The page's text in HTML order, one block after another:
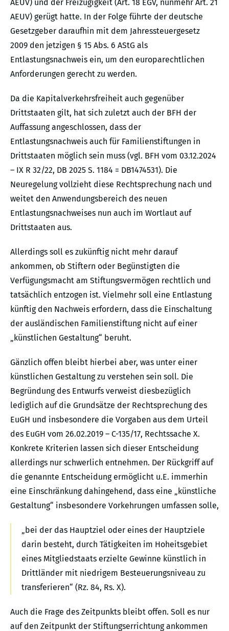
AEUV) und der Freizügigkeit (Art. 18 EGV, nunmehr Art. 21
AEUV) gerügt hatte. In der Folge führte der deutsche
Gesetzgeber daraufhin mit dem Jahressteuergesetz
2009 den jetzigen § 15 Abs. 6 AStG als
Entlastungsnachweis ein, um den europarechtlichen
Anforderungen gerecht zu werden.
Da die Kapitalverkehrsfreiheit auch gegenüber
Drittstaaten gilt, hat sich zuletzt auch der BFH der
Auffassung angeschlossen, dass der
Entlastungsnachweis auch für Familienstiftungen in
Drittstaaten möglich sein muss (vgl. BFH vom 03.12.2024
– IX R 32/22, DB 2025 S. 1184 = DB1474531). Die
Neuregelung vollzieht diese Rechtsprechung nach und
weitet den Anwendungsbereich des neuen
Entlastungsnachweises nun auch im Wortlaut auf
Drittstaaten aus.
Allerdings soll es zukünftig nicht mehr darauf
ankommen, ob Stiftern oder Begünstigten die
Verfügungsmacht am Stiftungsvermögen rechtlich und
tatsächlich entzogen ist. Vielmehr soll eine Entlastung
künftig den Nachweis erfordern, dass die Einschaltung
der ausländischen Familienstiftung nicht auf einer
„künstlichen Gestaltung“ beruht.
Gänzlich offen bleibt hierbei aber, was unter einer
künstlichen Gestaltung zu verstehen sein soll. Die
Begründung des Entwurfs verweist diesbezüglich
lediglich auf die Grundsätze der Rechtsprechung des
EuGH und insbesondere die Vorgaben aus dem Urteil
des EuGH vom 26.02.2019 – C-135/17, Rechtssache X.
Konkrete Kriterien lassen sich dieser Entscheidung
allerdings nur schwerlich entnehmen. Der Rückgriff auf
die genannte Entscheidung ermöglicht u.E. immerhin
eine Einschränkung dahingehend, dass eine „künstliche
Gestaltung“ insbesondere Vorkehrungen umfassen solle,
„bei der das Hauptziel oder eines der Hauptziele
darin besteht, durch Tätigkeiten im Hoheitsgebiet
eines Mitgliedstaats erzielte Gewinne künstlich in
Drittländer mit niedrigem Besteuerungsniveau zu
transferieren“ (Rz. 84, Rs. X).
Auch die Frage des Zeitpunkts bleibt offen. Soll es nur
auf den Zeitpunkt der Stiftungserrichtung ankommen